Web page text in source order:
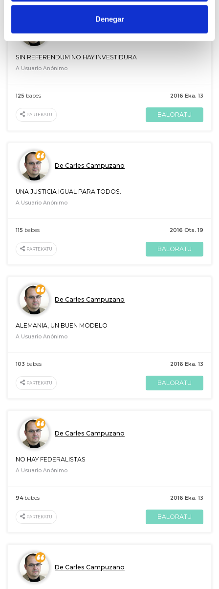
Denegar
SIN REFERENDUM NO HAY INVESTIDURA
A Usuario Anónimo
2016 Eka. 13
125 babes
PARTEKATU BALORATU
De Carles Campuzano
UNA JUSTICIA IGUAL PARA TODOS.
A Usuario Anónimo
2016 Ots. 19
115 babes
PARTEKATU BALORATU
De Carles Campuzano
ALEMANIA, UN BUEN MODELO
A Usuario Anónimo
2016 Eka. 13
103 babes
PARTEKATU BALORATU
De Carles Campuzano
NO HAY FEDERALISTAS
A Usuario Anónimo
2016 Eka. 13
94babes
PARTEKATU BALORATU
De Carles Campuzano